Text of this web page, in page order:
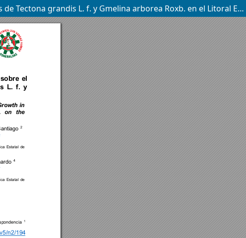
Influencia del manejo de arvenses y la variabilidad de sitio sobre el crecimiento diamétrico de plantaciones de Tectona grandis L. f. y Gmelina arborea Roxb. en el Litoral Ecuatoriano